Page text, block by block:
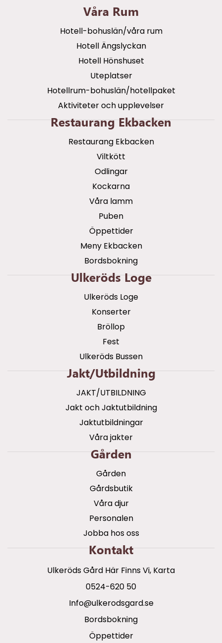
Våra Rum
Hotell-bohuslän/våra rum
Hotell Ängslyckan
Hotell Hönshuset
Uteplatser
Hotellrum-bohuslän/hotellpaket
Aktiviteter och upplevelser
Restaurang Ekbacken
Restaurang Ekbacken
Viltkött
Odlingar
Kockarna
Våra lamm
Puben
Öppettider
Meny Ekbacken
Bordsbokning
Ulkeröds Loge
Ulkeröds Loge
Konserter
Bröllop
Fest
Ulkeröds Bussen
Jakt/utbildning
JAKT/UTBILDNING
Jakt och Jaktutbildning
Jaktutbildningar
Våra jakter
Gården
Gården
Gårdsbutik
Våra djur
Personalen
Jobba hos oss
Kontakt
Ulkeröds Gård Här Finns Vi, Karta
0524-620 50
info@ulkerodsgard.se
Bordsbokning
Öppettider